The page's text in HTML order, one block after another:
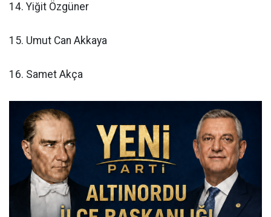
14. Yiğit Özgüner
15. Umut Can Akkaya
16. Samet Akça